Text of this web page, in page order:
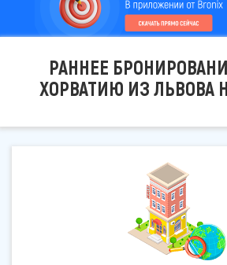
РАННЕЕ
ХОРВАТИЮ ИЗ ЛЬВОВА